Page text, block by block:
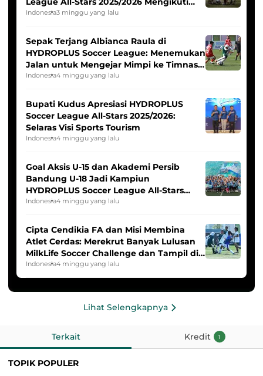
Seleksi Timnas Indonesia Putri
Indonesia3 minggu yang lalu
Sepak Terjang Albianca Raula di
HYDROPLUS Soccer League: Menemukan
Jalan untuk Mengejar Mimpi ke Timnas
Indonesia Putri
Indonesia4 minggu yang lalu
Bupati Kudus Apresiasi HYDROPLUS
Soccer League All-Stars 2025/2026:
Selaras Visi Sports Tourism
Indonesia4 minggu yang lalu
Goal Aksis U-15 dan Akademi Persib
Bandung U-18 Jadi Kampiun
HYDROPLUS Soccer League All-Stars
2025/2026
Indonesia4 minggu yang lalu
Cipta Cendikia FA dan Misi Membina
Atlet Cerdas: Merekrut Banyak Lulusan
MilkLife Soccer Challenge dan Tampil di
HYDROPLUS Soccer League
Indonesia4 minggu yang lalu
Lihat Selengkapnya
Terkait Kredit 1
TOPIK POPULER